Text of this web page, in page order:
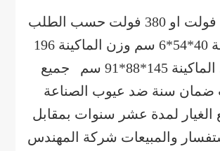
كهرباء 220 فولت او 380 فولت حسب الطلب
حجم البلاطة 40*54*6 سم وزن الماكينة 196
كجم ابعاد الماكينة 145*88*91 سم جميع
ضمان سنة ضد عيوب الصناعة
الغيار لمدة عشر سنوات بمقابل
والمبيعات شركة المهندس